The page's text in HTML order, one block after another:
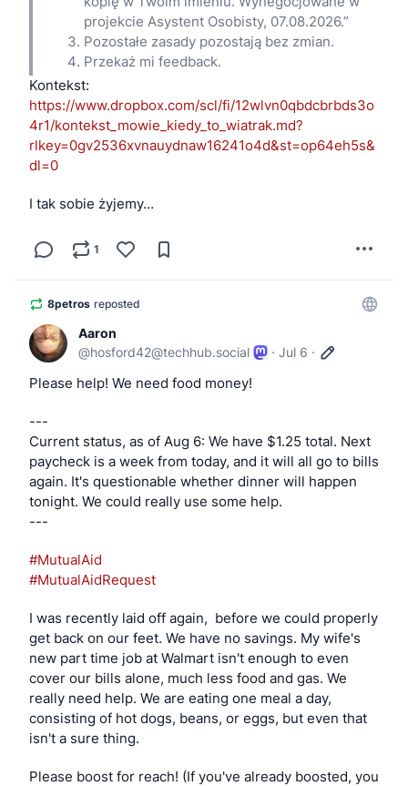
projekcie Asystent Osobisty, 07.08.2026.”
Pozostałe zasady pozostają bez zmian.
Przekaż mi feedback.
https://www.dropbox.com/scl/fi/12wlvn0qbdcbrbds3o
4r1/kontekst_mowie_kiedy_to_wiatrak.md?
rlkey=0gv2536xvnauydnaw16241o4d&st=op64eh5s&
dl=0
I tak sobie żyjemy…
1
8petros reposted
Aaron
@hosford42@techhub.social · Jul 6 ·
Please help! We need food money!
---
Current status, as of Aug 6: We have $1.25 total. Next
paycheck is a week from today, and it will all go to bills
again. It's questionable whether dinner will happen
tonight. We could really use some help.
---
#MutualAid
#MutualAidRequest
I was recently laid off again,  before we could properly
get back on our feet. We have no savings. My wife's
new part time job at Walmart isn't enough to even
cover our bills alone, much less food and gas. We
really need help. We are eating one meal a day,
consisting of hot dogs, beans, or eggs, but even that
isn't a sure thing.
Please boost for reach! (If you've already boosted, you